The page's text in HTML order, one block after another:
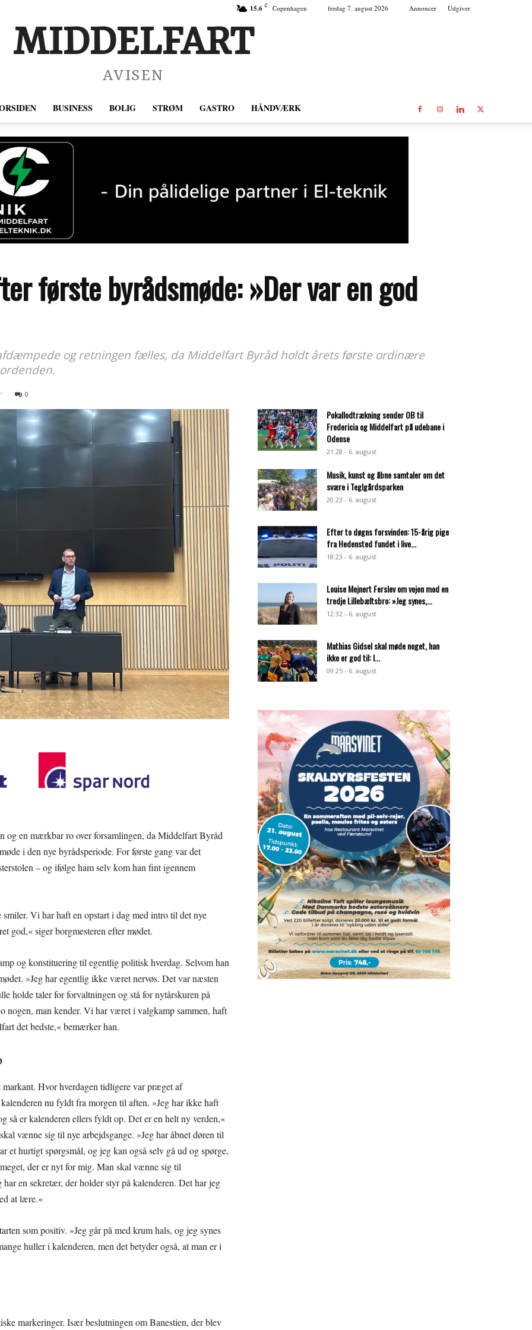
15.6 C Copenhagen fredag 7. august 2026 Annoncer Udgiver
MIDDELFART
AVISEN
BUSINESS BOLIG STRØM GASTRO HÅNDVÆRK
første byrådsmøde: »Der var en god
og retningen fælles, da Middelfart Byråd holdt årets første ordinære
0
og en mærkbar ro over forsamlingen, da Middelfart Byråd
i den nye byrådsperiode. For første gang var det
– og ifølge ham selv kom han fint igennem
Vi har haft en opstart i dag med intro til det nye
god,« siger borgmesteren efter mødet.
og konstituering til egentlig politisk hverdag. Selvom han
»Jeg har egentlig ikke været nervøs. Det var næsten
holde taler for forvaltningen og stå for nytårskuren på
nogen, man kender. Vi har været i valgkamp sammen, haft
det bedste,« bemærker han.
Hvor hverdagen tidligere var præget af
nu fyldt fra morgen til aften. »Jeg har ikke haft
så er kalenderen ellers fyldt op. Det er en helt ny verden,«
vænne sig til nye arbejdsgange. »Jeg har åbnet døren til
et hurtigt spørgsmål, og jeg kan også selv gå ud og spørge,
der er nyt for mig. Man skal vænne sig til
en sekretær, der holder styr på kalenderen. Det har jeg
at lære.«
som positiv. »Jeg går på med krum hals, og jeg synes
huller i kalenderen, men det betyder også, at man er i
markeringer. Især beslutningen om Banestien, der blev
Pokallodtrækning sender OB til
Fredericia og Middelfart på udebane i
Odense
21:28 - 6. august
Musik, kunst og åbne samtaler om det
svære i Teglgårdsparken
20:23 - 6. august
Efter to døgns forsvinden: 15-årig pige
fra Hedensted fundet i live...
18:23 - 6. august
Louise Mejnert Ferslev om vejen mod en
tredje Lillebæltsbro: »Jeg synes,...
12:32 - 6. august
Mathias Gidsel skal møde noget, han
ikke er god til: I...
09:25 - 6. august